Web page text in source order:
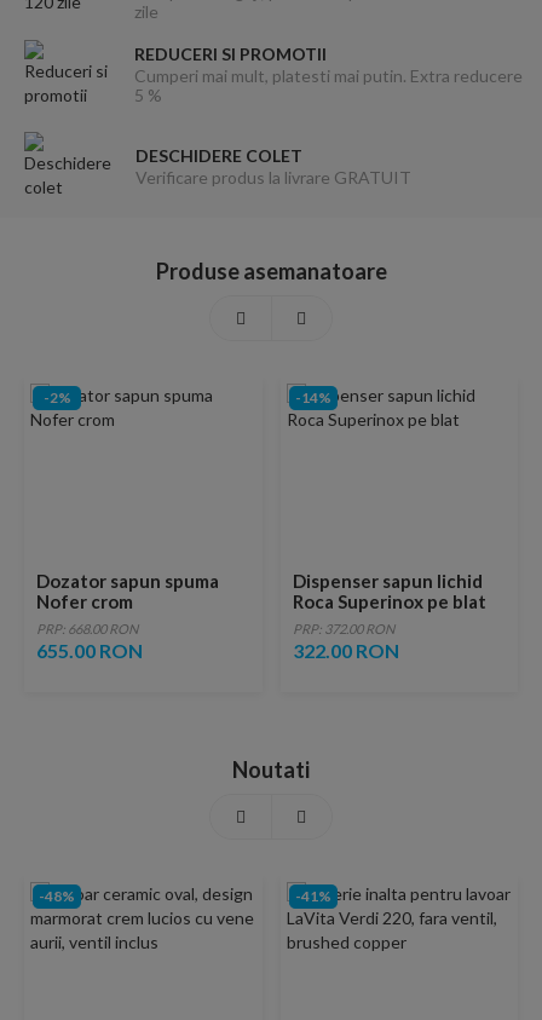
zile
REDUCERI SI PROMOTII
Cumperi mai mult, platesti mai putin. Extra reducere
5 %
DESCHIDERE COLET
Verificare produs la livrare GRATUIT
Produse asemanatoare
-2%
Dozator sapun spuma
Nofer crom
PRP: 668.00 RON
655.00 RON
-14%
Dispenser sapun lichid
Roca Superinox pe blat
PRP: 372.00 RON
322.00 RON
Noutati
-48% -41%